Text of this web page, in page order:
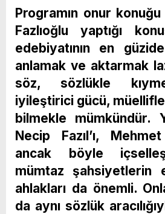
Programın onur
Fazlıoğlu yaptığı
edebiyatının en
anlamak ve aktarmak
söz, sözlükle
iyileştirici gücü,
bilmekle mümkündür.
Necip Fazıl’ı,
ancak böyle
mümtaz şahsiyetlerin
ahlakları da önemli.
da aynı sözlük